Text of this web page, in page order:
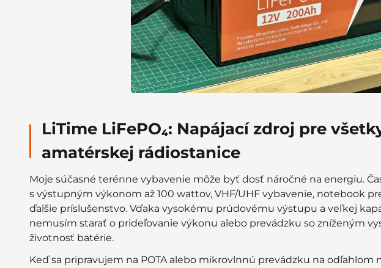
LiTime LiFePO₄: Napájací zdroj pre
amatérskej rádiostanice
Moje súčasné terénne vybavenie môže byť dosť náročné na energiu.
s výstupným výkonom až 100 wattov, VHF/UHF vybavenie, notebook
ďalšie príslušenstvo. Vďaka vysokému prúdovému výstupu a veľkej
nemusím starať o prideľovanie výkonu alebo prevádzku so zníženým
životnosť batérie.
Keď sa pripravujem na POTA alebo mikrovlnnú prevádzku na odľahlom